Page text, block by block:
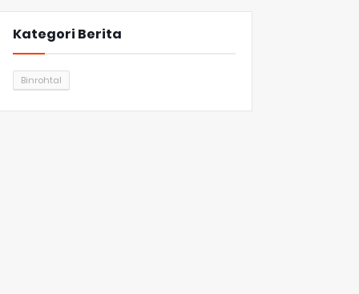
Kategori Berita
Binrohtal